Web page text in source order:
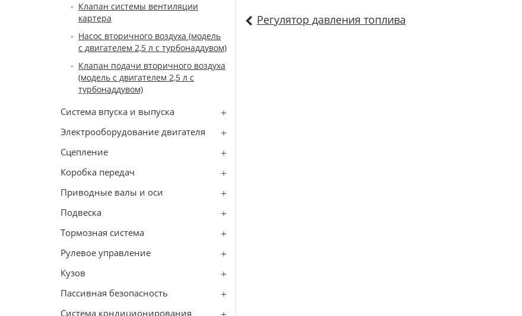
Клапан системы вентиляции
картера
Насос вторичного воздуха (модель
с двигателем 2,5 л с турбонаддувом)
Клапан подачи вторичного воздуха
(модель с двигателем 2,5 л с
турбонаддувом)
Система впуска и выпуска
Электрооборудование двигателя
Сцепление
Коробка передач
Приводные валы и оси
Подвеска
Тормозная система
Рулевое управление
Кузов
Пассивная безопасность
Система кондиционирования
Регулятор давления топлива